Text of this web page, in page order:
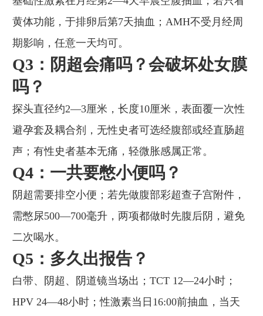
黄体功能，于排卵后第7天抽血；AMH不受月经周
期影响，任意一天均可。
Q3：阴超会痛吗？会破坏处女膜
吗？
探头直径约2—3厘米，长度10厘米，表面覆一次性
避孕套及耦合剂，无性史者可选经腹部或经直肠超
声；有性史者基本无痛，轻微胀感属正常。
Q4：一共要憋小便吗？
阴超需要排空小便；若先做腹部彩超查子宫附件，
需憋尿500—700毫升，两项都做时先腹后阴，避免
二次喝水。
Q5：多久出报告？
白带、阴超、阴道镜当场出；TCT 12—24小时；
HPV 24—48小时；性激素当日16:00前抽血，当天